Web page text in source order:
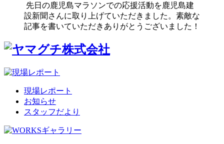
先日の鹿児島マラソンでの応援活動を鹿児島建
設新聞さんに取り上げていただきました。素敵な
記事を書いていただきありがとうございました！
現場レポート
お知らせ
スタッフだより